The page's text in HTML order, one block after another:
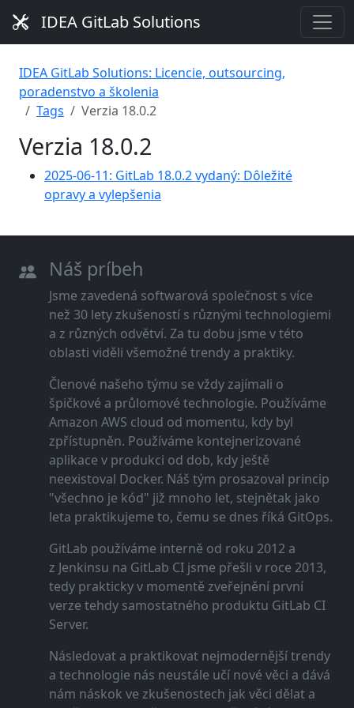
IDEA GitLab Solutions
IDEA GitLab Solutions: Licencie, outsourcing,
poradenstvo a školenia
Tags
Verzia 18.0.2
Verzia 18.0.2
2025-06-11: GitLab 18.0.2 vydaný: Dôležité
opravy a vylepšenia
Náš príbeh
Jsme zavedená softwarová společnost s více
než 30 lety zkušeností s různými technologiemi
a z různých odvětví. Za tu dobu jsme v této
oblasti viděli všemožné trendy a praktiky.
Členové našeho týmu se vždy zajímali o
špičkové a průlomové technologie. Používáme
Amazon AWS cloud od momentu, kdy byl
zpřístupněn. Používáme kontejnerizované
aplikace v produkci od dob, kdy ještě
neexistoval Docker. Náš tým prosazoval princip
"všechno je kód" již mnoho let, stejnětak jako
leta praktikujeme to, čemu se dnes říká GitOps.
GitLab používáme interně od roku 2012 a
z Jenkinsu na GitLab CI jsme přešli v roce 2013,
tedy prakticky v momentě zveřejnění první
verze tehdy samostatného produktu GitLab CI
Server.
Následovat a praktikovat nejmodernější trendy
a technologie nás neustále učí nové věci a dává
nám náskok ve zkušenostech jak věci dělat a